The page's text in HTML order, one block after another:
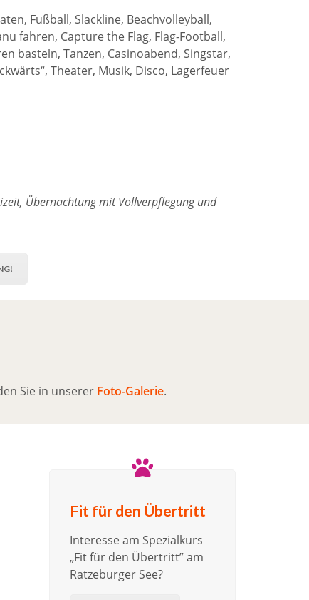
F
I
D
E
N
E
E
Fußball, Slackline, Beachvolleyball,
fahren, Capture the Flag, Flag-Football,
basteln, Tanzen, Casinoabend, Singstar,
Theater, Musik, Disco, Lagerfeuer
Übernachtung mit Vollverpflegung und
Sie in unserer Foto-Galerie.
Fit für den Übertritt
Interesse am Spezialkurs
„Fit für den Übertritt” am
Ratzeburger See?